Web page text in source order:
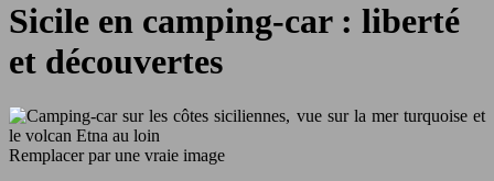
Sicile en camping-car : liberté
et découvertes
Remplacer par une vraie image